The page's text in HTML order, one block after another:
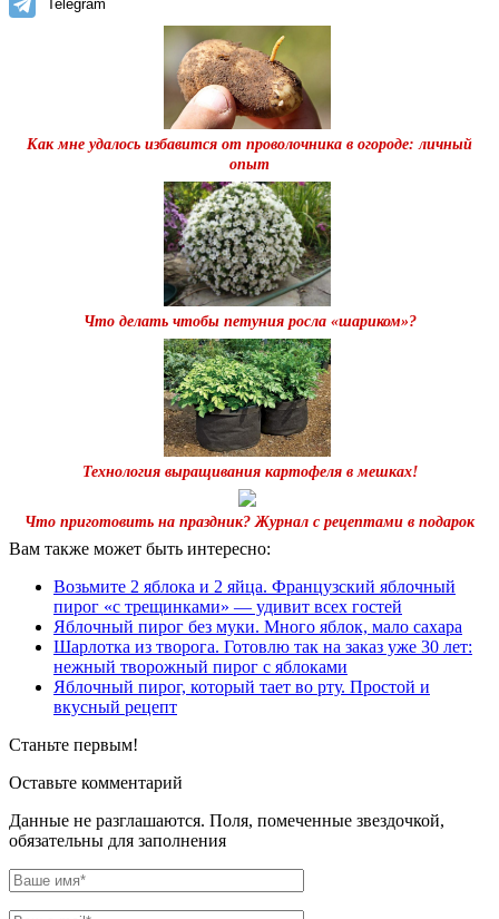
Telegram
Как мне удалось избавится от проволочника в огороде: личный
опыт
Что делать чтобы петуния росла «шариком»?
Технология выращивания картофеля в мешках!
Что приготовить на праздник? Журнал с рецептами в подарок
Вам также может быть интересно:
Возьмите 2 яблока и 2 яйца. Французский яблочный
пирог «с трещинками» — удивит всех гостей
Яблочный пирог без муки. Много яблок, мало сахара
Шарлотка из творога. Готовлю так на заказ уже 30 лет:
нежный творожный пирог с яблоками
Яблочный пирог, который тает во рту. Простой и
вкусный рецепт
Станьте первым!
Оставьте комментарий
Данные не разглашаются. Поля, помеченные звездочкой,
обязательны для заполнения